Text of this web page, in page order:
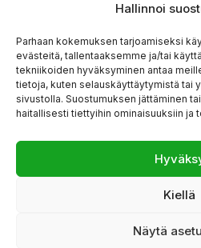
Hallinnoi
Parhaan kokemuksen tarjoamiseksi
evästeitä, tallentaaksemme ja/tai
tekniikoiden hyväksyminen antaa
tietoja, kuten selauskäyttäytymistä tai
sivustolla. Suostumuksen jättäminen
haitallisesti tiettyihin ominaisuuksiin ja
Kiellä
Näytä
AUKIOLOAJAT
ma-pe 8-17, la 9-13
Orchid Store Teeman kehittänyt